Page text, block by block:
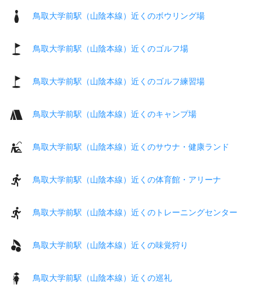
鳥取大学前駅（山陰本線）近くのボウリング場
鳥取大学前駅（山陰本線）近くのゴルフ場
鳥取大学前駅（山陰本線）近くのゴルフ練習場
鳥取大学前駅（山陰本線）近くのキャンプ場
鳥取大学前駅（山陰本線）近くのサウナ・健康ランド
鳥取大学前駅（山陰本線）近くの体育館・アリーナ
鳥取大学前駅（山陰本線）近くのトレーニングセンター
鳥取大学前駅（山陰本線）近くの味覚狩り
鳥取大学前駅（山陰本線）近くの巡礼